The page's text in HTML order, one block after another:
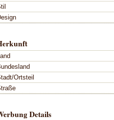
Land
Ortsteil
Details